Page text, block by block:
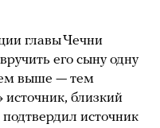
главы Чечни
его сыну одну
выше — тем
источник, близкий
источник